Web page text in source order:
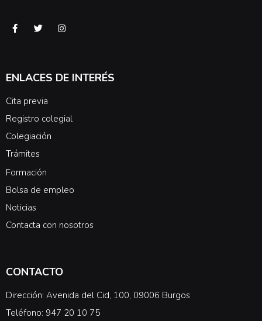
ENLACES DE INTERÉS
Cita previa
Registro colegial
Colegiación
Trámites
Formación
Bolsa de empleo
Noticias
Contacta con nosotros
CONTACTO
Dirección: Avenida del Cid, 100, 09006 Burgos
Teléfono: 947 20 10 75